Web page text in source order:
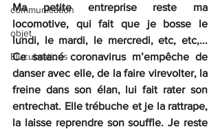
communication
objet
Elucubrations
Ma petite entreprise reste ma
locomotive, qui fait que je bosse le
lundi, le mardi, le mercredi, etc, etc,...
Ce satané coronavirus m’empêche de
danser avec elle, de la faire virevolter, la
freine dans son élan, lui fait rater son
entrechat. Elle trébuche et je la rattrape,
la laisse reprendre son souffle. Je reste